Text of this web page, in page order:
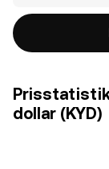
Prisstatistik
dollar (KYD)